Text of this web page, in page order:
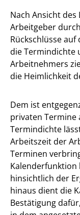
Nach Ansicht
Arbeitgeber
Rückschlüsse
die Termindichte
Arbeitnehmers
die Heimlichkeit
Dem ist
privaten Termine
Termindichte
Arbeitszeit der
Terminen
Kalenderfunktion
hinsichtlich der
hinaus dient die
Bestätigung